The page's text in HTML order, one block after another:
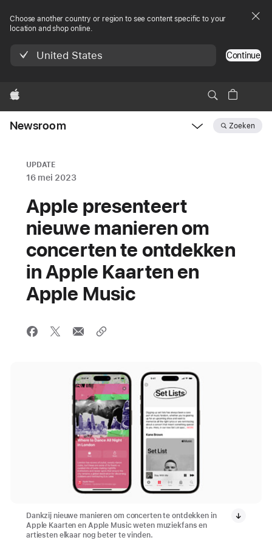
Choose another country or region to see content specific to your
location and shop online.
United States Continue
Apple
Newsroom Zoeken
UPDATE
16 mei 2023
Apple presenteert
nieuwe manieren om
concerten te ontdekken
in Apple Kaarten en
Apple Music
Dankzij nieuwe manieren om concerten te ontdekken in
Apple Kaarten en Apple Music weten muziekfans en
artiesten elkaar nog beter te vinden.